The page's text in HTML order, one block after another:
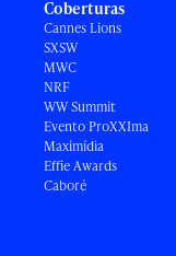
Coberturas
Cannes Lions
SXSW
MWC
NRF
WW Summit
Evento ProXXIma
Maximídia
Effie Awards
Caboré